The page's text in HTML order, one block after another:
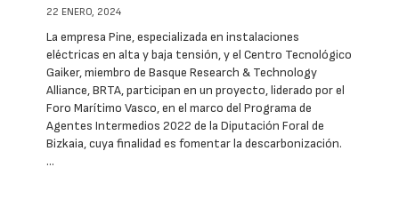
22 ENERO, 2024
La empresa Pine, especializada en instalaciones
eléctricas en alta y baja tensión, y el Centro Tecnológico
Gaiker, miembro de Basque Research & Technology
Alliance, BRTA, participan en un proyecto, liderado por el
Foro Marítimo Vasco, en el marco del Programa de
Agentes Intermedios 2022 de la Diputación Foral de
Bizkaia, cuya finalidad es fomentar la descarbonización.
…